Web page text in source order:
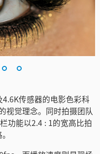
传感器的电影色彩科
视觉理念。同时拍摄团队
功能以2.4 : 1的宽高比拍